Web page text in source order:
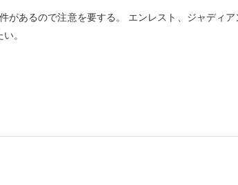
あるので注意を要する。 エンレスト、ジャディ
。